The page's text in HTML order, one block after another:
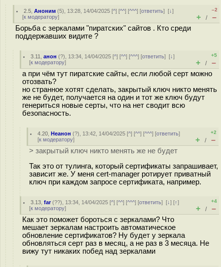
2.5 ,Аноним (5), 13:28, 14/04/2025 [^] [^^] [^^^] [ответить][↓]
[к модератору]
–2
+ / –
Борьба с зеркалами "пиратских" сайтов . Кто среди
поддержавших видите ?
3.11 ,анон (?), 13:34, 14/04/2025 [^] [^^] [^^^] [ответить][↓]
[к модератору]
+5
+ / –
а при чём тут пиратские сайты, если любой серт можно
отозвать?
но странное хотят сделать, закрытый ключ никто менять
же не будет, получается на один и тот же ключ будут
генериться новые серты, что на нет сводит всю
безопасность.
4.20 ,Неанон (?), 13:42, 14/04/2025 [^] [^^] [^^^] [ответить]
[к модератору]
+2
+ / –
> закрытый ключ никто менять же не будет
Так это от тулинга, который сертификаты запрашивает,
зависит же. У меня cert-manager ротирует приватный
ключ при каждом запросе сертификата, например.
3.13 ,far(??), 13:34, 14/04/2025 [^] [^^] [^^^] [ответить][↓] [↑]
[к модератору]
+4
+ / –
Как это поможет бороться с зеркалами? Что
мешает зеркалам настроить автоматическое
обновление сертификатов? Ну будет у зеркала
обновляться серт раз в месяц, а не раз в 3 месяца. Не
вижу тут никаких побед над зеркалами